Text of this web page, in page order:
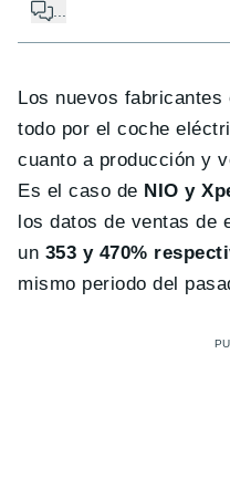
Los nuevos fabricantes
todo por el coche
cuanto a producción y
Es el caso de NIO y
los datos de ventas de
un 353 y 470%
mismo periodo del